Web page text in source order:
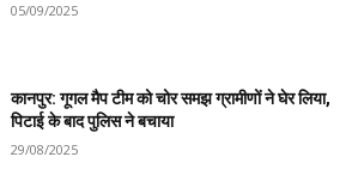
05/09/2025
कानपुर: गूगल मैप टीम को चोर समझ ग्रामीणों ने घेर लिया,
पिटाई के बाद पुलिस ने बचाया
29/08/2025